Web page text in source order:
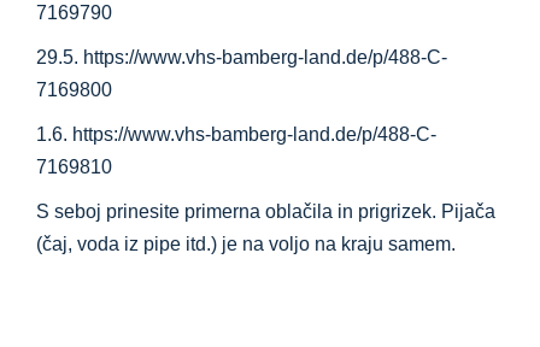
7169790
29.5. https://www.vhs-bamberg-land.de/p/488-C-
7169800
1.6. https://www.vhs-bamberg-land.de/p/488-C-
7169810
S seboj prinesite primerna oblačila in prigrizek. Pijača
(čaj, voda iz pipe itd.) je na voljo na kraju samem.